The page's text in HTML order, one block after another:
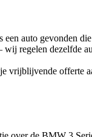
een auto gevonden
wij regelen dezelfde
vrijblijvende offerte